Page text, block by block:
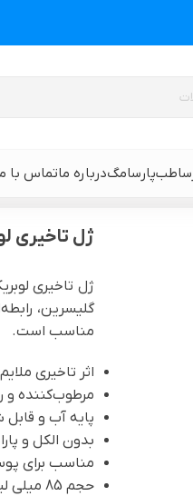
بعد از جراحی
و پروتز باسن
سینه آقایان
گن
گن
پارسامگدرباره ماتماس با
> ژل تاخیری لوبریکانت تیوپی کاراژل 85
ژل تاخیری
گلیسرین،
مناسب است.
اثر تاخیری
مرطوب‌کننده و
پایه آب و
بدون الکل و
مناسب برای
حجم 85 میلی لیتر